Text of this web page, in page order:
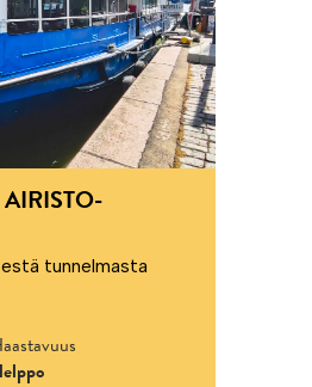
tunnelmasta